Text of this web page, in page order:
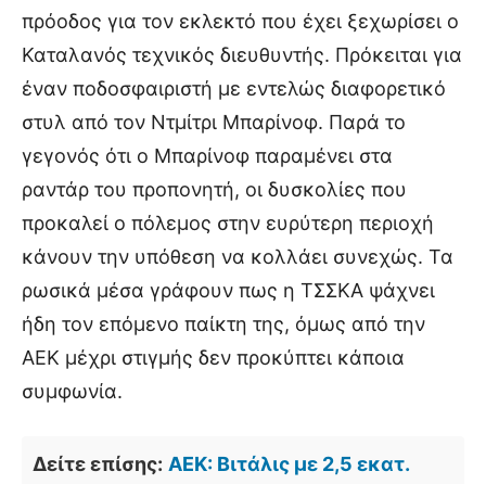
πρόοδος για τον εκλεκτό που έχει ξεχωρίσει ο
Καταλανός τεχνικός διευθυντής. Πρόκειται για
έναν ποδοσφαιριστή με εντελώς διαφορετικό
στυλ από τον Ντμίτρι Μπαρίνοφ. Παρά το
γεγονός ότι ο Μπαρίνοφ παραμένει στα
ραντάρ του προπονητή, οι δυσκολίες που
προκαλεί ο πόλεμος στην ευρύτερη περιοχή
κάνουν την υπόθεση να κολλάει συνεχώς. Τα
ρωσικά μέσα γράφουν πως η ΤΣΣΚΑ ψάχνει
ήδη τον επόμενο παίκτη της, όμως από την
ΑΕΚ μέχρι στιγμής δεν προκύπτει κάποια
συμφωνία.
Δείτε επίσης: ΑΕΚ: Βιτάλις με 2,5 εκατ.